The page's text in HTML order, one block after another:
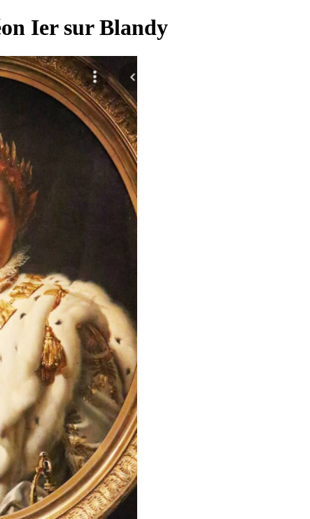
Ier sur Blandy